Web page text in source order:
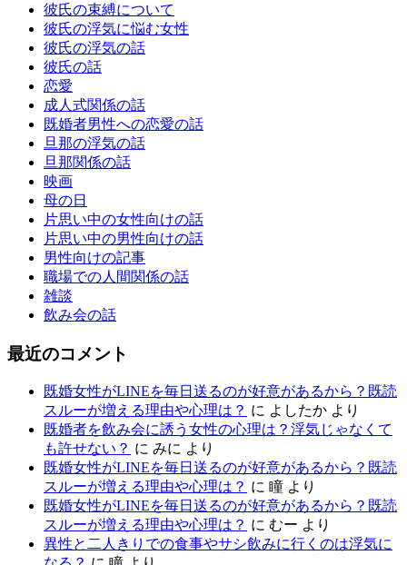
彼氏の束縛について
彼氏の浮気に悩む女性
彼氏の浮気の話
彼氏の話
恋愛
成人式関係の話
既婚者男性への恋愛の話
旦那の浮気の話
旦那関係の話
映画
母の日
片思い中の女性向けの話
片思い中の男性向けの話
男性向けの記事
職場での人間関係の話
雑談
飲み会の話
最近のコメント
既婚女性がLINEを毎日送るのが好意があるから？既読
スルーが増える理由や心理は？ に よしたか より
既婚者を飲み会に誘う女性の心理は？浮気じゃなくて
も許せない？ に みに より
既婚女性がLINEを毎日送るのが好意があるから？既読
スルーが増える理由や心理は？ に 瞳 より
既婚女性がLINEを毎日送るのが好意があるから？既読
スルーが増える理由や心理は？ に むー より
異性と二人きりでの食事やサシ飲みに行くのは浮気に